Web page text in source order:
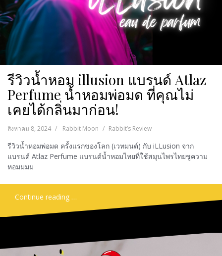
รีวิวน้ำหอม illusion แบรนด์ Atlaz
Perfume น้ำหอมพ่อมด ที่คุณไม่
เคยได้กลิ่นมาก่อน!
สิงหาคม 8, 2024 Rabbit Moon Rabbit’s Review
รีวิวน้ำหอมพ่อมด ครั้งแรกของโลก (เวทมนต์) กับ iLLusion จาก
แบรนด์ Atlaz Perfume แบรนด์น้ำหอมไทยที่ใช้สมุนไพรไทยชูความ
หอมมมม
Continue reading …